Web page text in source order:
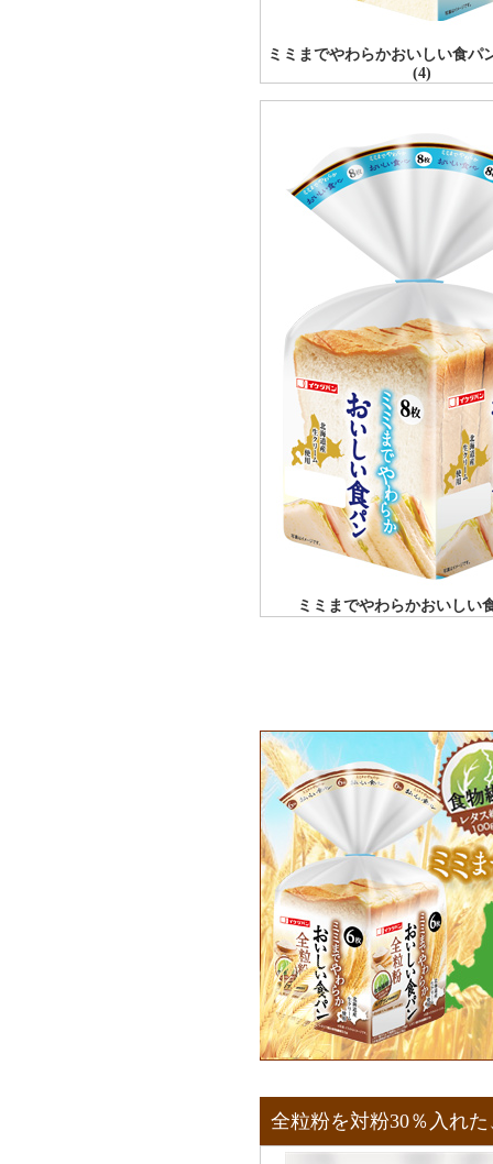
ミミまでやわらかおいしい食パ
(4)
ミミまでやわらかおいしい
全粒粉を対粉30％入れ